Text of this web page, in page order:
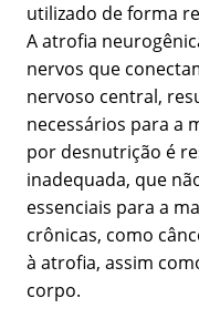
utilizado de forma
A atrofia
nervos que
nervoso central,
necessários para a
por desnutrição é
inadequada, que
essenciais para a
crônicas, como
à atrofia, assim
corpo.